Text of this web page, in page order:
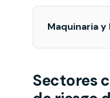
Maquinaria
Sectores